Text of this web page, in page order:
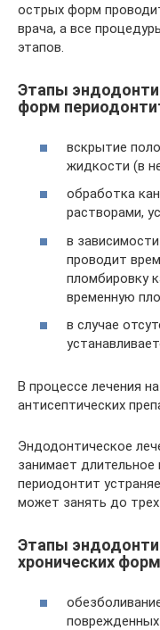
острых форм
врача, а все
этапов.
Этапы
форм
вскрытие
жидкости (в
обработка
растворами,
в
проводит
пломбировку
временную
в случае
В процессе лечения
антисептических
Эндодонтическое
занимает
периодонтит
может занять до
Этапы
хронических